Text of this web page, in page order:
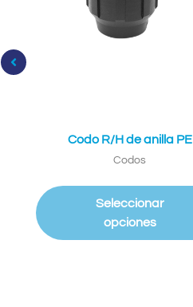
Codo R/H de anilla PE
Codos
Seleccionar
opciones